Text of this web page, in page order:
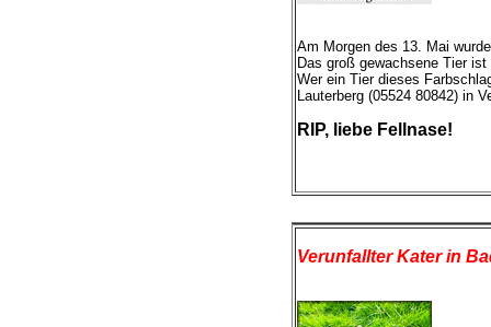
Am Morgen des 13. Mai
Das groß gewachsene Tier
Wer ein Tier dieses
Lauterberg (05524 80842) in
RIP, liebe Fellnase!
Verunfallter Kater in